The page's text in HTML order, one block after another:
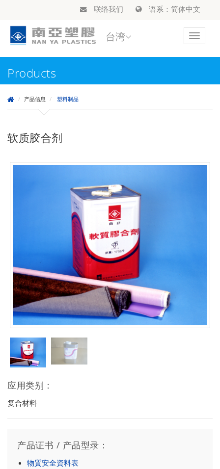
联络我们 语系：简体中文
Toggle
台湾
Products
产品信息 塑料制品
软质胶合剂
应用类别：
复合材料
产品证书 / 产品型录：
物質安全資料表